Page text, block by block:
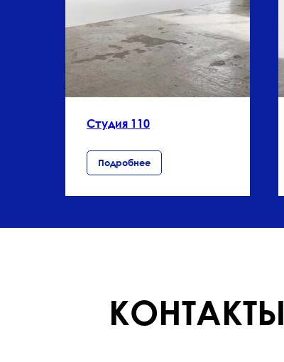
Студия 110
Подробнее
КОНТАКТЫ